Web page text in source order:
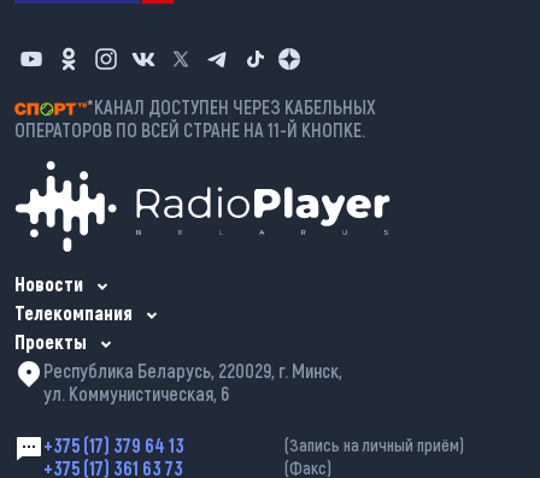
*КАНАЛ ДОСТУПЕН ЧЕРЕЗ КАБЕЛЬНЫХ
ОПЕРАТОРОВ ПО ВСЕЙ СТРАНЕ НА 11-Й КНОПКЕ.
Новости
Телекомпания
Проекты
Республика Беларусь, 220029, г. Минск,
ул. Коммунистическая, 6
+375 (17) 379 64 13 (Запись на личный приём)
+375 (17) 361 63 73 (Факс)